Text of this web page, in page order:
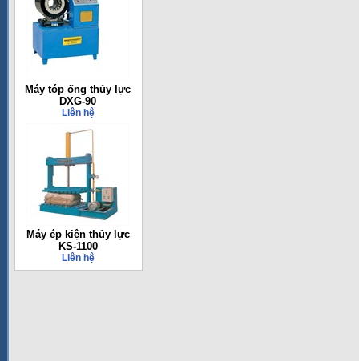
Máy tóp ống thủy lực
DXG-90
Liên hệ
Máy ép kiện thủy lực
KS-1100
Liên hệ